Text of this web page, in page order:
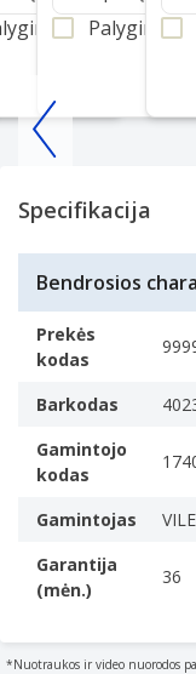
Palyginti
Item
Specifikacija
Bendrosios
Prekės
kodas
Barkodas
Gamintojo
kodas
Gamintojas
Garantija
(mėn.)
36
*Nuotraukos ir video nuorodos